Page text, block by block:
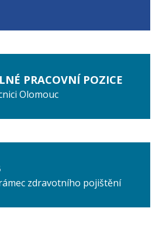
PRACOVNÍ POZICE
Olomouc
zdravotního pojištění